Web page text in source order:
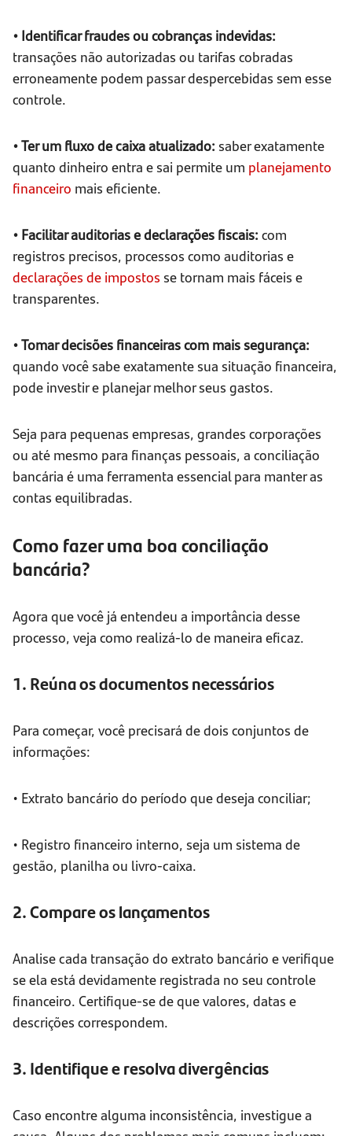
• Identificar fraudes ou cobranças indevidas:
transações não autorizadas ou tarifas cobradas
erroneamente podem passar despercebidas sem esse
controle.
• Ter um fluxo de caixa atualizado: saber exatamente
quanto dinheiro entra e sai permite um planejamento
financeiro mais eficiente.
• Facilitar auditorias e declarações fiscais: com
registros precisos, processos como auditorias e
declarações de impostos se tornam mais fáceis e
transparentes.
• Tomar decisões financeiras com mais segurança:
quando você sabe exatamente sua situação financeira,
pode investir e planejar melhor seus gastos.
Seja para pequenas empresas, grandes corporações
ou até mesmo para finanças pessoais, a conciliação
bancária é uma ferramenta essencial para manter as
contas equilibradas.
Como fazer uma boa conciliação
bancária?
Agora que você já entendeu a importância desse
processo, veja como realizá-lo de maneira eficaz.
1. Reúna os documentos necessários
Para começar, você precisará de dois conjuntos de
informações:
• Extrato bancário do período que deseja conciliar;
• Registro financeiro interno, seja um sistema de
gestão, planilha ou livro-caixa.
2. Compare os lançamentos
Analise cada transação do extrato bancário e verifique
se ela está devidamente registrada no seu controle
financeiro. Certifique-se de que valores, datas e
descrições correspondem.
3. Identifique e resolva divergências
Caso encontre alguma inconsistência, investigue a